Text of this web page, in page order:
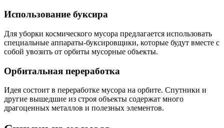
Использование буксира
Для уборки космического мусора предлагается использовать
специальные аппараты-буксировщики, которые будут вместе с
собой увозить от орбиты мусорные объекты.
Орбитальная переработка
Идея состоит в переработке мусора на орбите. Спутники и
другие вышедшие из строя объекты содержат много
драгоценных металлов и полезных элементов.